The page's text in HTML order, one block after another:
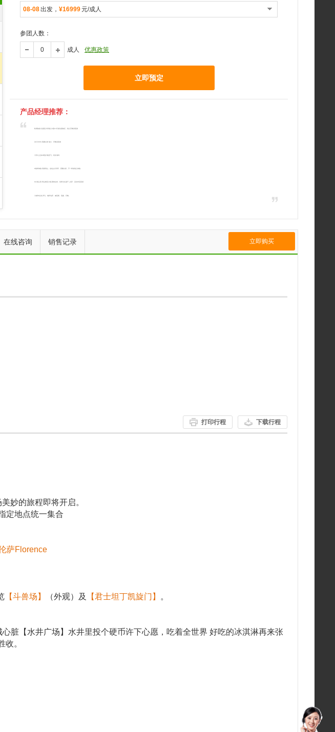
08-08出发， ¥16999元/成人
参团人数：
成人 优惠政策
立即预定
产品经理推荐：
欧洲旅游-法国意大利瑞士3国13日游法国签证，瑞士巴黎深度游
冰川3000·西庸古堡·瑞士、巴黎深度游
◎舒心之旅:精选川航直飞，轻松省时;
O别样体验:高级雪山、金色山口列车、西庸古堡，不一样的瑞士体验;
O小镇之美:雪山鲜花小镇-因特拉肯、世界文化遗产_比萨、圣吉米尼亚诺:
◎精华全览:罗马、佛罗伦萨、威尼斯、琉森、巴黎。
立即购买
在线咨询 销售记录
打印行程 下载行程
妙的旅程即将开启。
定地点统一集合
萨Florence
【斗兽场】 （外观）及 【君士坦丁凯旋门】
。
脏【水井广场】水井里投个硬币许下心愿，吃着全世界 好吃的冰淇淋再来张
。